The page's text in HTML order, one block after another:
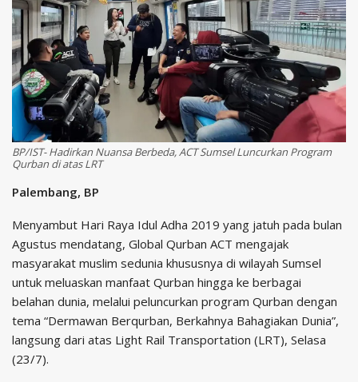
BP/IST- Hadirkan Nuansa Berbeda, ACT Sumsel Luncurkan Program
Qurban di atas LRT
Palembang, BP
Menyambut Hari Raya Idul Adha 2019 yang jatuh pada bulan
Agustus mendatang, Global Qurban ACT mengajak
masyarakat muslim sedunia khususnya di wilayah Sumsel
untuk meluaskan manfaat Qurban hingga ke berbagai
belahan dunia, melalui peluncurkan program Qurban dengan
tema “Dermawan Berqurban, Berkahnya Bahagiakan Dunia”,
langsung dari atas Light Rail Transportation (LRT), Selasa
(23/7).